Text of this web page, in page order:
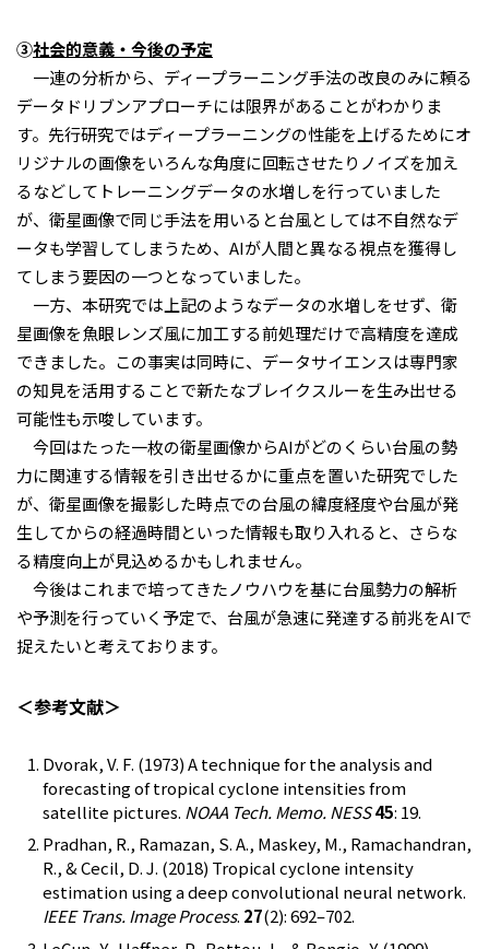
③社会的意義・今後の予定
一連の分析から、ディープラーニング手法の改良のみに頼る
データドリブンアプローチには限界があることがわかりま
す。先行研究ではディープラーニングの性能を上げるためにオ
リジナルの画像をいろんな角度に回転させたりノイズを加え
るなどしてトレーニングデータの水増しを行っていました
が、衛星画像で同じ手法を用いると台風としては不自然なデ
ータも学習してしまうため、 AIが人間と異なる視点を獲得し
てしまう要因の一つとなっていました。
一方、本研究では上記のようなデータの水増しをせず、衛
星画像を魚眼レンズ風に加工する前処理だけで高精度を達成
できました。この事実は同時に、データサイエンスは専門家
の知見を活用することで新たなブレイクスルーを生み出せる
可能性も示唆しています。
今回はたった一枚の衛星画像からAIがどのくらい台風の勢
力に関連する情報を引き出せるかに重点を置いた研究でした
が、衛星画像を撮影した時点での台風の緯度経度や台風が発
生してからの経過時間といった情報も取り入れると、さらな
る精度向上が見込めるかもしれません。
今後はこれまで培ってきたノウハウを基に台風勢力の解析
や予測を行っていく予定で、台風が急速に発達する前兆をAIで
捉えたいと考えております。
＜参考文献＞
Dvorak, V. F. (1973) A technique for the analysis and
forecasting of tropical cyclone intensities from
satellite pictures. NOAA Tech. Memo. NESS45: 19.
Pradhan, R., Ramazan, S. A., Maskey, M., Ramachandran,
R., & Cecil, D. J. (2018) Tropical cyclone intensity
estimation using a deep convolutional neural network.
IEEE Trans. Image Process. 27(2): 692–702.